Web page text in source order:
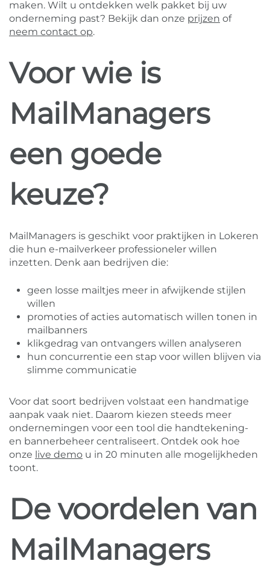
maken. Wilt u ontdekken welk pakket bij uw
onderneming past? Bekijk dan onze prijzen of
neem contact op.
Voor wie is
MailManagers
een goede
keuze?
MailManagers is geschikt voor praktijken in Lokeren
die hun e-mailverkeer professioneler willen
inzetten. Denk aan bedrijven die:
geen losse mailtjes meer in afwijkende stijlen
willen
promoties of acties automatisch willen tonen in
mailbanners
klikgedrag van ontvangers willen analyseren
hun concurrentie een stap voor willen blijven via
slimme communicatie
Voor dat soort bedrijven volstaat een handmatige
aanpak vaak niet. Daarom kiezen steeds meer
ondernemingen voor een tool die handtekening-
en bannerbeheer centraliseert. Ontdek ook hoe
onze live demo u in 20 minuten alle mogelijkheden
toont.
De voordelen van
MailManagers